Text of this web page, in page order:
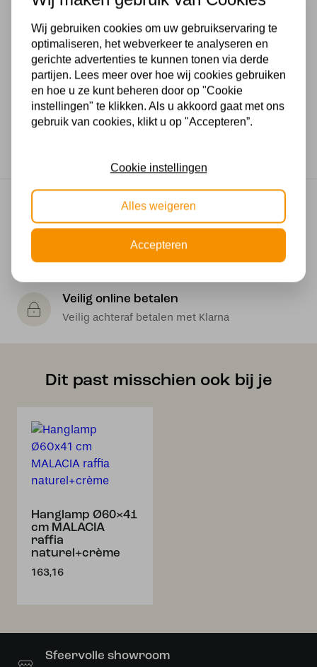
Wij gebruiken cookies om uw gebruikservaring te
optimaliseren, het webverkeer te analyseren en
gerichte advertenties te kunnen tonen via derde
partijen. Lees meer over hoe wij cookies gebruiken
en hoe u ze kunt beheren door op "Cookie
instellingen" te klikken. Als u akkoord gaat met ons
gebruik van cookies, klikt u op "Accepteren”.
Cookie instellingen
Alles weigeren
Accepteren
Landelijk
Voltage
Wattage
Gratis verzending
Gratis verzending in NL vanaf € 50,-
Makkelijk retourneren
Veilig online betalen
Veilig achteraf betalen met Klarna
Dit past misschien ook bij je
Hanglamp Ø60×41
cm MALACIA
raffia
naturel+crème
163,16
Sfeervolle showroom